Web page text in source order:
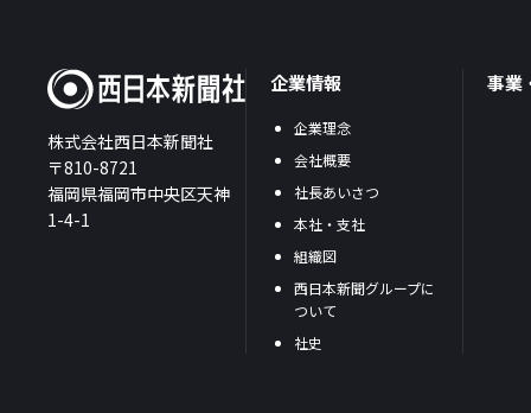
株式会社西日本新聞社
〒810-8721
福岡県福岡市中央区天神
1-4-1
企業情報
企業理念
会社概要
社長あいさつ
本社・支社
組織図
西日本新聞グループに
ついて
社史
事業